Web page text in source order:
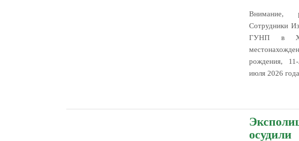
Внимание,
Сотрудники
ГУНП в
рождения,
июля 2026